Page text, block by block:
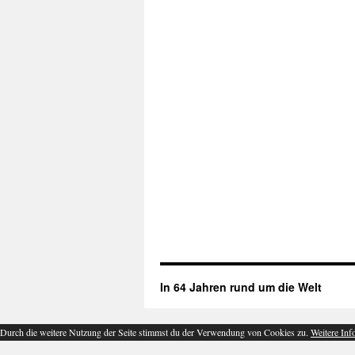
In 64 Jahren rund um die Welt
Durch die weitere Nutzung der Seite stimmst du der Verwendung von Cookies zu. Weitere